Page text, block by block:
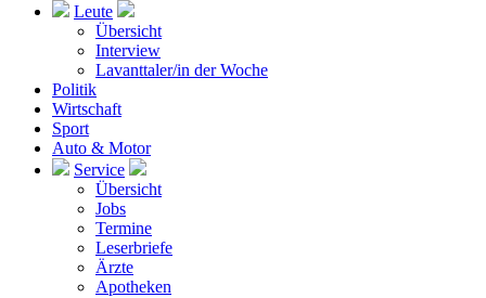
Leute
Übersicht
Interview
Lavanttaler/in der Woche
Politik
Wirtschaft
Sport
Auto & Motor
Service
Übersicht
Jobs
Termine
Leserbriefe
Ärzte
Apotheken